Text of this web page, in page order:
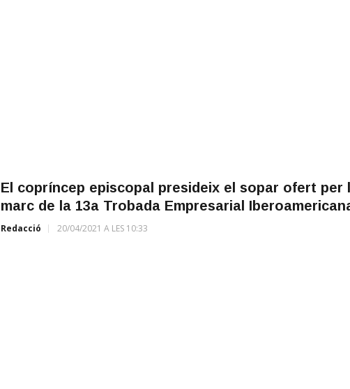
El copríncep episcopal presideix el sopar ofert per
marc de la 13a Trobada Empresarial
Redacció 20/04/2021 A LES 10:33